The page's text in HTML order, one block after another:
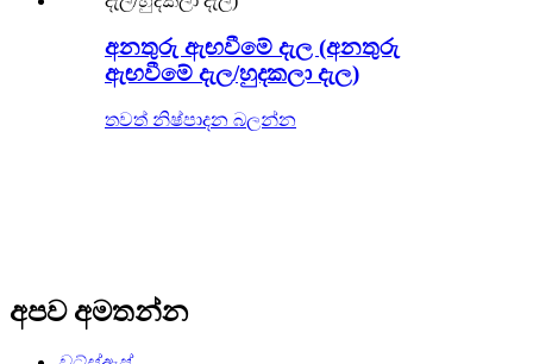
අනතුරු ඇඟවීමේ දැල (අනතුරු
ඇඟවීමේ දැල/හුදකලා දැල)
තවත් නිෂ්පාදන බලන්න
අපව අමතන්න